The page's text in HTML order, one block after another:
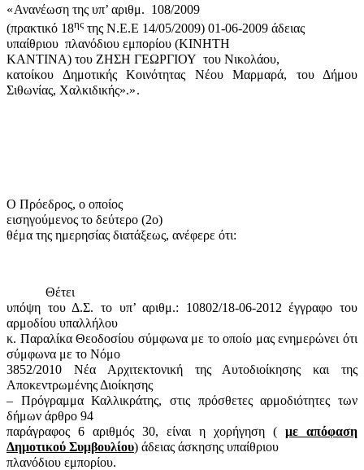
«Ανανέωση της υπ’ αριθμ. 108/2009
(πρακτικό 18ης της Ν.Ε.Ε 14/05/2009) 01-06-2009 άδειας
υπαίθριου πλανόδιου εμπορίου (ΚΙΝΗΤΗ
ΚΑΝΤΙΝΑ) του ΖΗΣΗ ΓΕΩΡΓΙΟΥ του Νικολάου,
κατοίκου Δημοτικής Κοινότητας Νέου Μαρμαρά, του Δήμου
Σιθωνίας, Χαλκιδικής».».
Ο Πρόεδρος, ο οποίος
εισηγούμενος το δεύτερο (2o)
θέμα της ημερησίας διατάξεως, ανέφερε ότι:
Θέτει
υπόψη του Δ.Σ. το υπ’ αριθμ.: 10802/18-06-2012 έγγραφο του
αρμοδίου υπαλλήλου
κ. Παραλίκα Θεοδοσίου σύμφωνα με το οποίο μας ενημερώνει ότι
σύμφωνα με το Νόμο
3852/2010 Νέα Αρχιτεκτονική της Αυτοδιοίκησης και της
Αποκεντρωμένης Διοίκησης
– Πρόγραμμα Καλλικράτης, στις πρόσθετες αρμοδιότητες των
δήμων άρθρο 94
παράγραφος 6 αριθμός 30, είναι η χορήγηση ( με απόφαση
Δημοτικού Συμβουλίου) άδειας άσκησης υπαίθριου
πλανόδιου εμπορίου.